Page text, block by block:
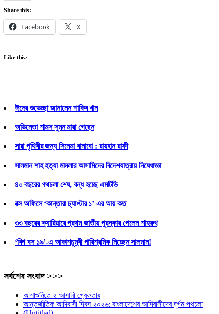
Share this:
Facebook X
Like this:
ঈদের শুভেচ্ছা জানালেন শাকিব খান
অভিনেতা শামস সুমন মারা গেছেন
সারা পৃথিবীর জন্য সিনেমা বানাবো : রায়হান রাফী
সালমান শাহ হত্যা মামলার আসামিদের বিদেশযাত্রায় নিষেধাজ্ঞা
৪০ বছরের পথচলা শেষ, বন্ধ হচ্ছে এমটিভি
বক্স অফিসে ‘কান্তারা চ্যাপ্টার ১’ এর আয় কত
৩৩ বছরের ক্যারিয়ারে প্রথম জাতীয় পুরস্কার পেলেন শাহরুখ
‘বিগ বস ১৯’-এ আকাশচুম্বী পারিশ্রমিক নিচ্ছেন সালমান!
সর্বশেষ সংবাদ >>>
আশাশুনিতে ২ আসামী গ্রেফতার
আন্তর্জাতিক আদিবাসী দিবস ২০২৬: বাংলাদেশের আদিবাসীদের দূর্গম পথচলা